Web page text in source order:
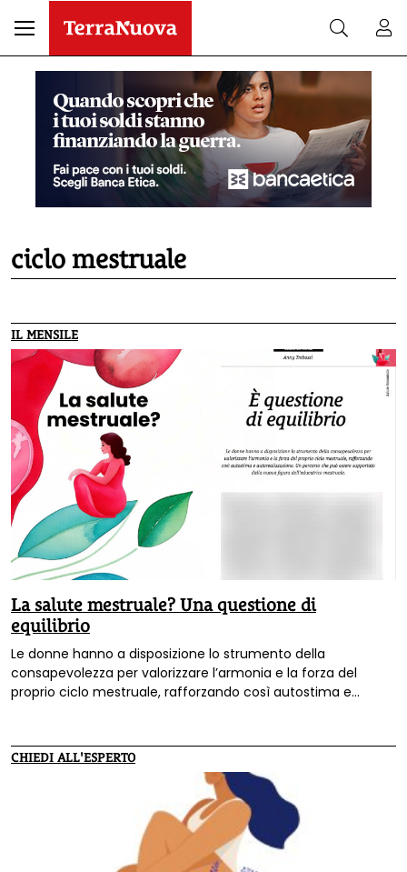
ciclo mestruale
IL MENSILE
La salute mestruale? Una questione di
equilibrio
Le donne hanno a disposizione lo strumento della
consapevolezza per valorizzare l’armonia e la forza del
proprio ciclo mestruale, rafforzando così autostima e
a un gruppo di donne cosa ciascuna di loro intenda per
«salute mestruale», molto probabilmente si otterrebbero
risposte molto diverse: chi richiamerebbe
CHIEDI ALL'ESPERTO